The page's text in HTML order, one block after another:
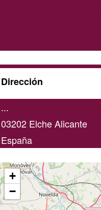
A
domicilio
/
online
Dirección
...
03202 Elche Alicante
España
+
−